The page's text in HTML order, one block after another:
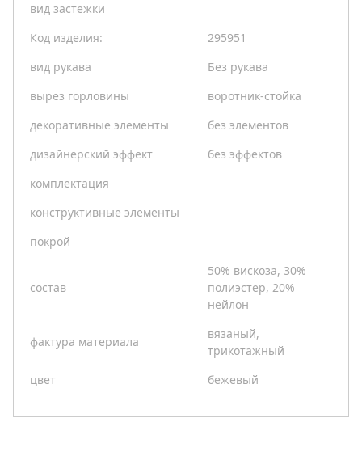
вид застежки
Код изделия:
295951
вид рукава
Без рукава
вырез горловины
воротник-стойка
декоративные элементы
без элементов
дизайнерский эффект
без эффектов
комплектация
конструктивные элементы
покрой
состав
50% вискоза, 30%
полиэстер, 20%
нейлон
фактура материала
вязаный,
трикотажный
цвет
бежевый